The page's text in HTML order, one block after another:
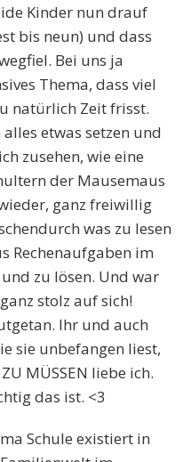
Kinder nun drauf
bis neun) und dass
Bei uns ja
Thema, dass viel
natürlich Zeit frisst.
etwas setzen und
zusehen, wie eine
der Mausemaus
ganz freiwillig
was zu lesen
Rechenaufgaben im
zu lösen. Und war
stolz auf sich!
Ihr und auch
sie unbefangen liest,
MÜSSEN liebe ich.
das ist. <3
Schule existiert in